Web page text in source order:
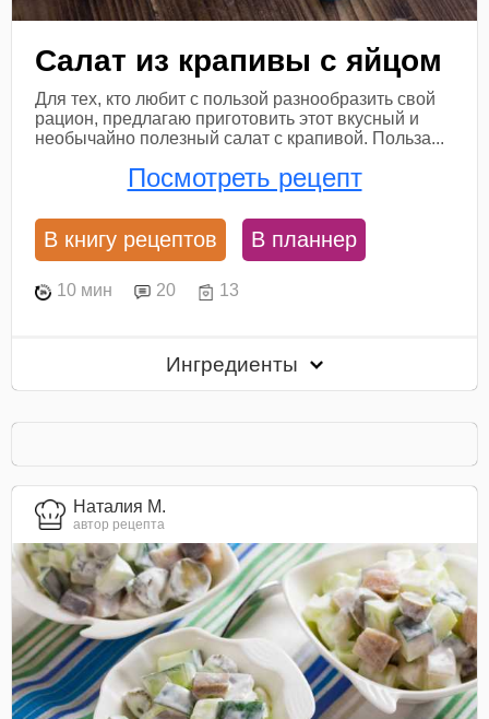
Салат из крапивы с яйцом
Для тех, кто любит с пользой разнообразить свой
рацион, предлагаю приготовить этот вкусный и
необычайно полезный салат с крапивой. Польза...
Посмотреть рецепт
В книгу рецептов В планнер
10 мин 20 13
Ингредиенты
Наталия М.
автор рецепта